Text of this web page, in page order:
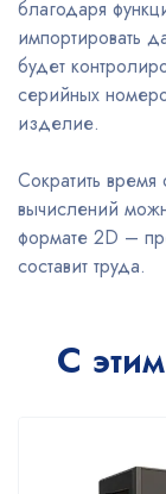
благодаря
импортировать
будет
серийных
изделие.
Сократить время
вычислений
формате 2D –
составит труда.
С